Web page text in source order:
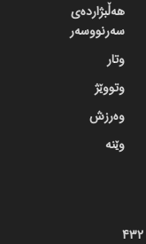
هەڵبژاردەی
سەرنووسەر
وتار
وتووێژ
وەرزش
وێنە